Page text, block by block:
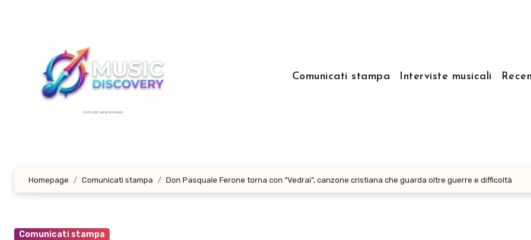
Comunicati stampa Interviste musicali
Homepage Comunicati stampa Don Pasquale Ferone torna con “Vedrai”, canzone cristiana che guarda oltre guerre e difficoltà
Comunicati stampa